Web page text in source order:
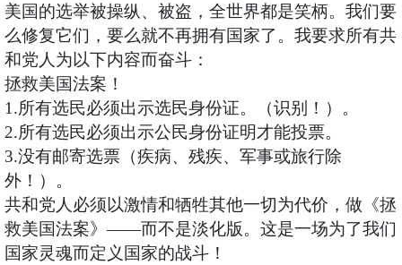
美国的选举被操纵、被盗，全世界都是笑柄。我们要
么修复它们，要么就不再拥有国家了。我要求所有共
和党人为以下内容而奋斗：
拯救美国法案！
1.所有选民必须出示选民身份证。（识别！）。
2.所有选民必须出示公民身份证明才能投票。
3.没有邮寄选票（疾病、残疾、军事或旅行除
外！）。
共和党人必须以激情和牺牲其他一切为代价，做《拯
救美国法案》——而不是淡化版。这是一场为了我们
国家灵魂而定义国家的战斗！